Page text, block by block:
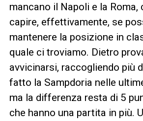
mancano il Napoli e la
capire, effettivamente, se
mantenere la posizione in
quale ci troviamo. Dietro
avvicinarsi, raccogliendo più
fatto la Sampdoria nelle
ma la differenza resta di 5
che hanno una partita in più.